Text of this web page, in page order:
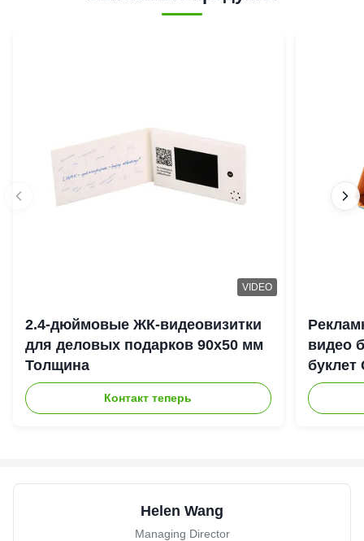
VIDEO
2.4-дюймовые ЖК-видеовизитки
для деловых подарков 90x50 мм
Толщина
Контакт теперь
видео
буклет
Helen Wang
Managing Director